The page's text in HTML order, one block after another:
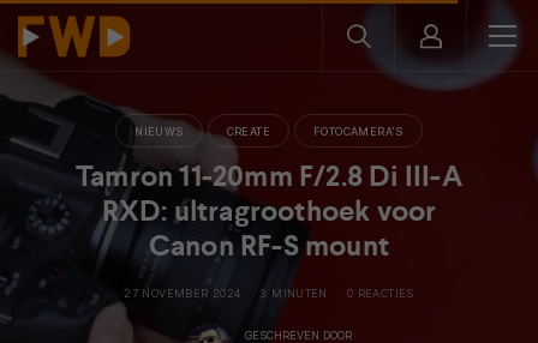
NIEUWS CREATE FOTOCAMERA'S
Tamron 11-20mm F/2.8 Di III-A
RXD: ultragroothoek voor
Canon RF-S mount
27 NOVEMBER 2024 3 MINUTEN 0 REACTIES
GESCHREVEN DOOR